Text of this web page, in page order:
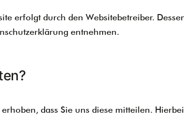
erfolgt durch den Websitebetreiber.
entnehmen.
dass Sie uns diese mitteilen.